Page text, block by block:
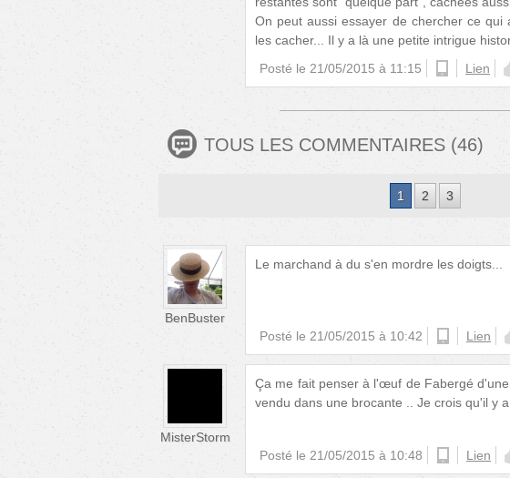
On peut aussi essayer de chercher ce
les cacher... Il y a là une petite intrigue
Posté le 21/05/2015 à 11:15 Lien
TOUS LES COMMENTAIRES (46)
1 2 3
BenBuster
Le marchand à du s'en mordre les doigts...
Posté le 21/05/2015 à 10:42 Lien
MisterStorm
Ça me fait penser à l'œuf de Fabergé
vendu dans une brocante .. Je crois qu'il y
Posté le 21/05/2015 à 10:48 Lien